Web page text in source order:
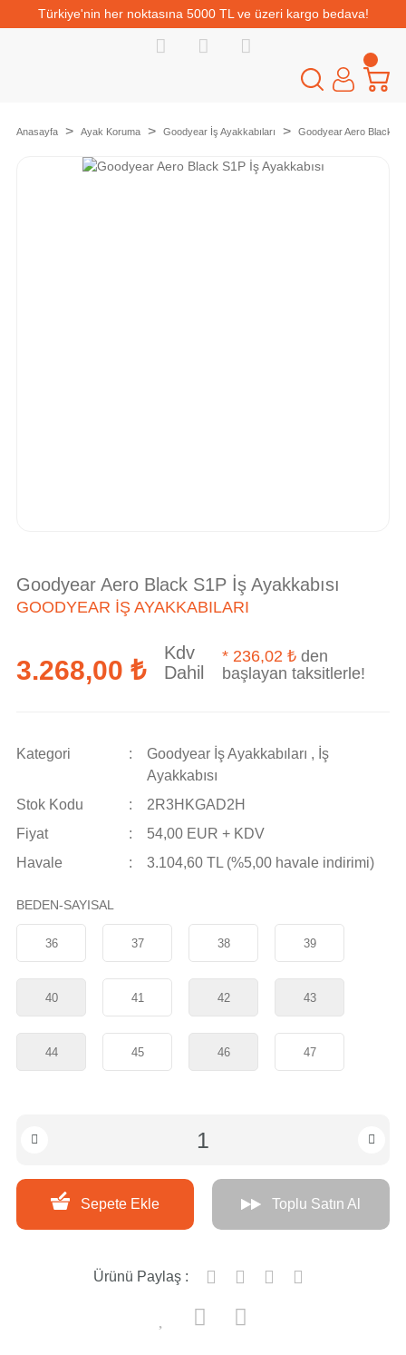
Türkiye'nin her noktasına 5000 TL ve üzeri kargo bedava!
Anasayfa Ayak Koruma Goodyear İş Ayakkabıları Goodyear Aero Black
Goodyear Aero Black S1P İş Ayakkabısı
GOODYEAR İŞ AYAKKABILARI
3.268,00 ₺
Kdv
Dahil
* 236,02 ₺ den
başlayan taksitlerle!
Kategori Goodyear İş Ayakkabıları , İş
Ayakkabısı
Stok Kodu
2R3HKGAD2H
Fiyat
54,00 EUR + KDV
Havale
3.104,60 TL (%5,00 havale indirimi)
BEDEN-SAYISAL
36 37 38 39
40 41 42 43
44 45 46 47
Sepete Ekle Toplu Satın Al
Ürünü Paylaş :